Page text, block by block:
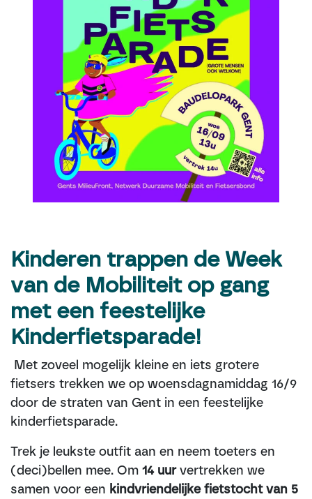
Kinderen trappen de Week
van de Mobiliteit op gang
met een feestelijke
Kinderfietsparade!
Met zoveel mogelijk kleine en iets grotere
fietsers trekken we op woensdagnamiddag 16/9
door de straten van Gent in een feestelijke
kinderfietsparade.
Trek je leukste outfit aan en neem toeters en
(deci)bellen mee. Om 14 uurvertrekken we
samen voor een kindvriendelijke fietstocht van 5